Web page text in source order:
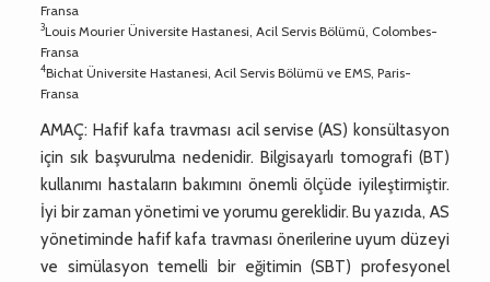
Fransa
3Louis Mourier Üniversite Hastanesi, Acil Servis Bölümü, Colombes-
Fransa
4Bichat Üniversite Hastanesi, Acil Servis Bölümü ve EMS, Paris-
Fransa
AMAÇ: Hafif kafa travması acil servise (AS) konsültasyon
için sık başvurulma nedenidir. Bilgisayarlı tomografi (BT)
kullanımı hastaların bakımını önemli ölçüde iyileştirmiştir.
İyi bir zaman yönetimi ve yorumu gereklidir. Bu yazıda, AS
yönetiminde hafif kafa travması önerilerine uyum düzeyi
ve simülasyon temelli bir eğitimin (SBT) profesyonel